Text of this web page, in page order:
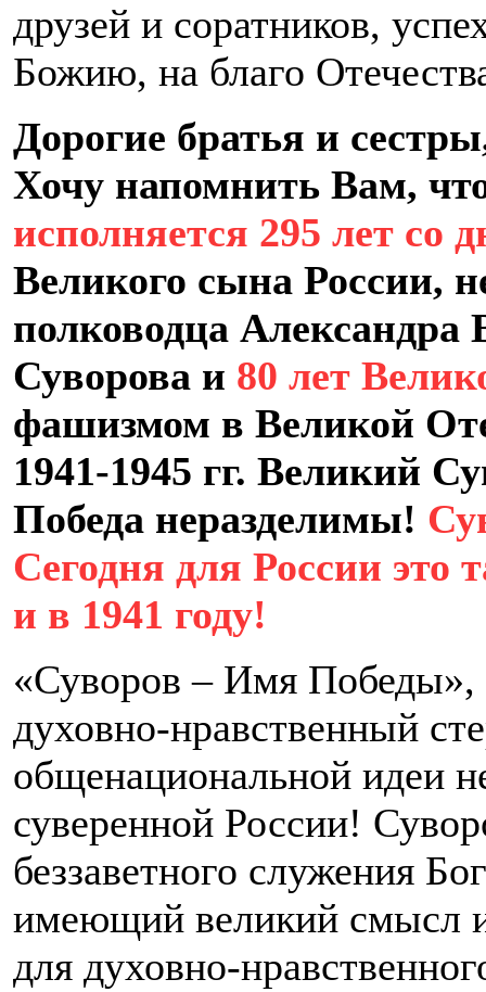
друзей и соратников,
Божию, на благо
Дорогие братья и
Хочу напомнить Вам,
исполняется 295 лет со
Великого сына России,
полководца Александра
Суворова и 80 лет
фашизмом в Великой
1941-1945 гг. Великий
Победа неразделимы!
Сегодня для России это
и в 1941 году!
«Суворов – Имя Победы»,
духовно-нравственный
общенациональной идеи
суверенной России!
беззаветного служения
имеющий великий смысл
для духовно-